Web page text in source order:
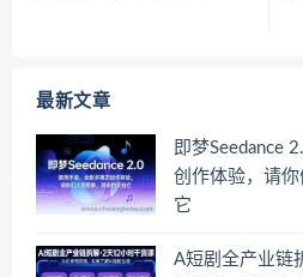
最新文章
即梦Seedance
创作体验，请
它
A短剧全产业链